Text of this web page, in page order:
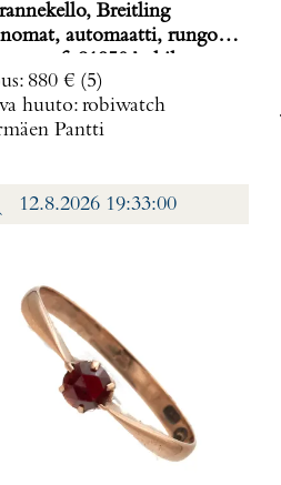
Breitling
automaatti, rungon
160mm, nupista pala
hihnan kiinnitys löysä,
Paino: 0 g
: 880 € (5)
huuto: robiwatch
Pantti
12.8.2026 19:33:00